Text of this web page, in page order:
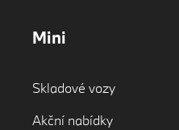
Mini
Skladové vozy
Akční nabídky